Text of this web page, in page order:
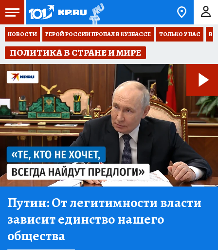
НОВОСТИ ГЕРОЙ РОССИИ ПРОПАЛ В КУЗБАССЕ ТОЛЬКО У НАС
ПОЛИТИКА В СТРАНЕ И МИРЕ
Путин:От легитимности власти
зависит единство нашего
общества